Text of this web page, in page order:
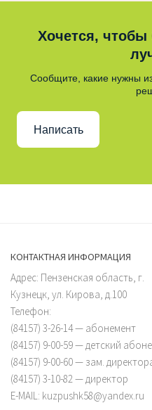
Хочется, чтобы
Сообщите, какие нужны
Написать
КОНТАКТНАЯ ИНФОРМАЦИЯ
Адрес: Пензенская область, г.
Кузнецк, ул. Кирова, д.100
Телефон:
(84157) 3-26-14 — абонемент
(84157) 9-00-59 — детский
(84157) 9-00-60 — зам.
(84157) 3-10-82 — директор
E-MAIL: kuzpushk58@yandex.ru